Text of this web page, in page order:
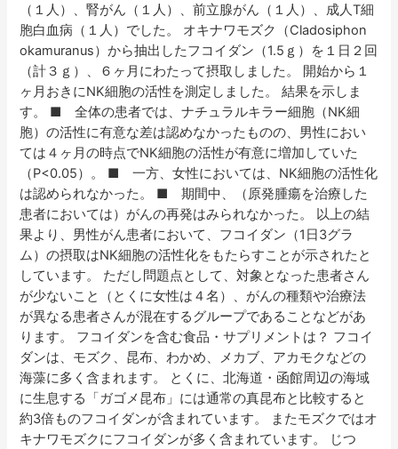
（１人）、腎がん（１人）、前立腺がん（１人）、成人T細
胞白血病（１人）でした。 オキナワモズク（Cladosiphon
okamuranus）から抽出したフコイダン（1.5ｇ）を１日２回
（計３ｇ）、６ヶ月にわたって摂取しました。 開始から１
ヶ月おきにNK細胞の活性を測定しました。 結果を示しま
す。 ■ 全体の患者では、ナチュラルキラー細胞（NK細
胞）の活性に有意な差は認めなかったものの、男性におい
ては４ヶ月の時点でNK細胞の活性が有意に増加していた
（P<0.05）。 ■ 一方、女性においては、NK細胞の活性化
は認められなかった。 ■ 期間中、（原発腫瘍を治療した
患者においては）がんの再発はみられなかった。 以上の結
果より、男性がん患者において、フコイダン（1日3グラ
ム）の摂取はNK細胞の活性化をもたらすことが示されたと
しています。 ただし問題点として、対象となった患者さん
が少ないこと（とくに女性は４名）、がんの種類や治療法
が異なる患者さんが混在するグループであることなどがあ
ります。 フコイダンを含む食品・サプリメントは？ フコイ
ダンは、モズク、昆布、わかめ、メカブ、アカモクなどの
海藻に多く含まれます。 とくに、北海道・函館周辺の海域
に生息する「ガゴメ昆布」には通常の真昆布と比較すると
約3倍ものフコイダンが含まれています。 またモズクではオ
キナワモズクにフコイダンが多く含まれています。 じつ